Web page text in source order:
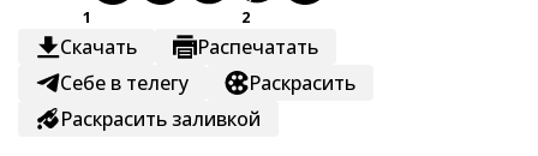
1
Скачать
2
Распечатать
Себе в телегу
Раскрасить
Раскрасить заливкой